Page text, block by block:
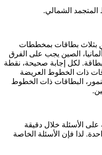
المتجمد الشمالي.
بثلاث بطاقات بمخططات
ألمانيا، الصين يجب على الفرق
لكل إجابة صحيحة، نقطة
ذات الخطوط العريضة
البطاقات ذات الخطوط
الأسئلة خلال دقيقة
لذا فإن الأسئلة الخاصة